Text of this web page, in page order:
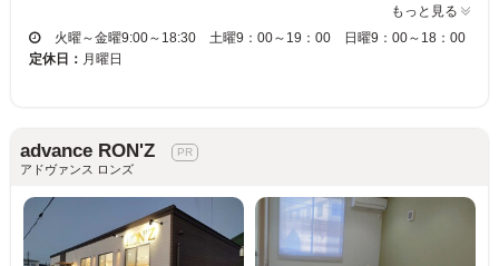
もっと見る
火曜～金曜9:00～18:30 土曜9：00～19：00 日曜9：00～18：00
定休日： 月曜日
advance RON'Z
アドヴァンス ロンズ